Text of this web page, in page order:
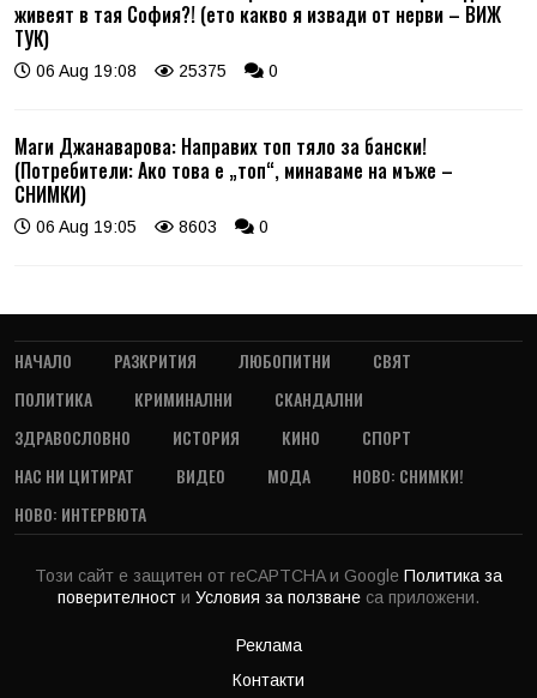
живеят в тая София?! (ето какво я извади от нерви – ВИЖ
ТУК)
06 Aug 19:08 25375 0
Маги Джанаварова: Направих топ тяло за бански!
(Потребители: Ако това е „топ“, минаваме на мъже –
СНИМКИ)
06 Aug 19:05 8603 0
НАЧАЛО РАЗКРИТИЯ ЛЮБОПИТНИ
СВЯТ
ПОЛИТИКА
КРИМИНАЛНИ
СКАНДАЛНИ
ЗДРАВОСЛОВНО
ИСТОРИЯ КИНО
СПОРТ
НАС НИ ЦИТИРАТ
ВИДЕО МОДА
НОВО: СНИМКИ!
НОВО: ИНТЕРВЮТА
Този сайт е защитен от reCAPTCHA и Google Политика за
поверителност и Условия за ползване са приложени.
Реклама
Контакти